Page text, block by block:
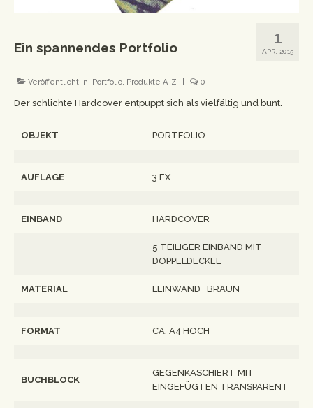
Newsletter
Impressum
Datenschutzerklärung
1
APR. 2015
Ein spannendes Portfolio
Veröffentlicht in: Portfolio, Produkte A-Z 0
Der schlichte Hardcover entpuppt sich als vielfältig und bunt.
OBJEKT PORTFOLIO
AUFLAGE 3 EX
EINBAND HARDCOVER
5 TEILIGER EINBAND MIT
DOPPELDECKEL
MATERIAL LEINWAND BRAUN
FORMAT CA. A4 HOCH
BUCHBLOCK
GEGENKASCHIERT MIT
EINGEFÜGTEN TRANSPARENT